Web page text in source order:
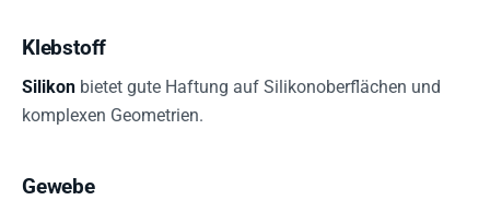
Klebstoff
Silikon bietet gute Haftung auf Silikonoberflächen und
komplexen Geometrien.
Gewebe